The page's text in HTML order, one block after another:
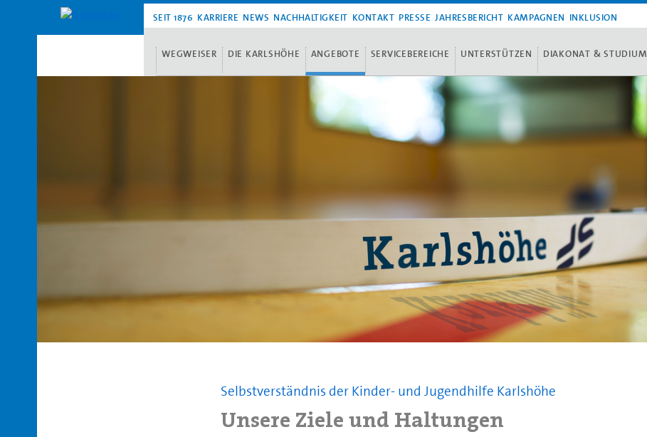
SEIT 1876 KARRIERE NEWS NACHHALTIGKEIT KONTAKT PRESSE JAHRESBERICHT KAMPAGNEN INKLUSION
WEGWEISER DIE KARLSHÖHE ANGEBOTE SERVICEBEREICHE UNTERSTÜTZEN DIAKONAT & STUDIUM
Selbstverständnis der Kinder- und Jugendhilfe Karlshöhe
Unsere Ziele und Haltungen